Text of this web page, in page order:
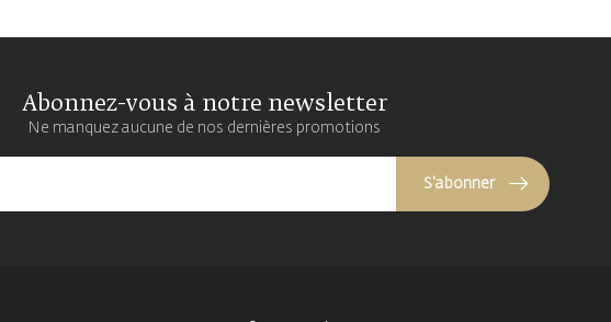
Abonnez-vous à notre newsletter
Ne manquez aucune de nos dernières promotions
S'abonner